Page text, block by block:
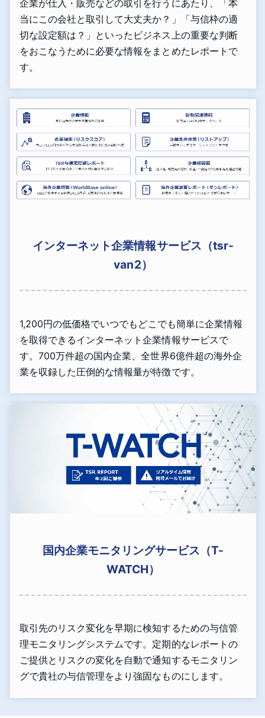
企業が仕入・販売などの取引を行うにあたり、「本
当にこの会社と取引して大丈夫か？」「与信枠の適
切な設定額は？」といったビジネス上の重要な判断
をおこなうために必要な情報をまとめたレポートで
す。
インターネット企業情報サービス（tsr-
van2）
1,200円の低価格でいつでもどこでも簡単に企業情報
を取得できるインターネット企業情報サービスで
す。700万件超の国内企業、全世界6億件超の海外企
業を収録した圧倒的な情報量が特徴です。
国内企業モニタリングサービス（T-
WATCH）
取引先のリスク変化を早期に検知するための与信管
理モニタリングシステムです。定期的なレポートの
ご提供とリスクの変化を自動で通知するモニタリン
グで貴社の与信管理をより強固なものにします。